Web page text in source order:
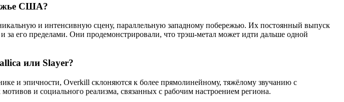
США?
и интенсивную сцену, параллельную западному побережью. Их постоянный выпуск
его пределами. Они продемонстрировали, что трэш-метал может идти дальше одной
или Slayer?
и эпичности, Overkill склоняются к более прямолинейному, тяжёлому звучанию с
и социального реализма, связанных с рабочим настроением региона.